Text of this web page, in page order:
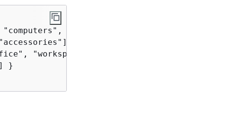
"portable"] },
},
"workspace"] },
}